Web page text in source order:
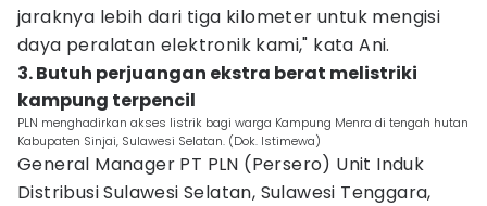
jaraknya lebih dari tiga kilometer untuk mengisi
daya peralatan elektronik kami," kata Ani.
3. Butuh perjuangan ekstra berat melistriki
kampung terpencil
PLN menghadirkan akses listrik bagi warga Kampung Menra di tengah hutan
Kabupaten Sinjai, Sulawesi Selatan. (Dok. Istimewa)
General Manager PT PLN (Persero) Unit Induk
Distribusi Sulawesi Selatan, Sulawesi Tenggara,